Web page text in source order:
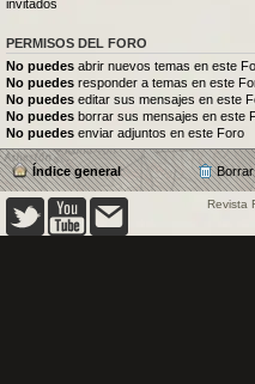
invitados
PERMISOS DEL FORO
No puedes abrir nuevos temas en este
No puedes responder a temas en este
No puedes editar sus mensajes en este
No puedes borrar sus mensajes en este
No puedes enviar adjuntos en este Foro
Índice general
Revista